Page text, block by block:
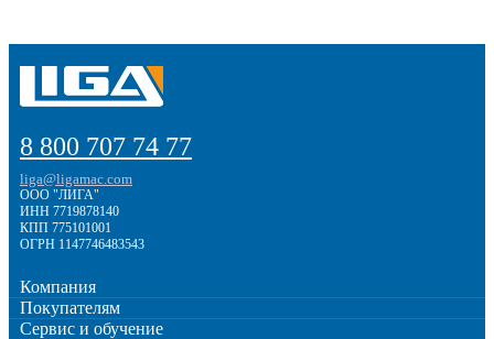
8 800 707 74 77
liga@ligamac.com
ООО "ЛИГА"
ИНН 7719878140
КПП 775101001
ОГРН 1147746483543
Компания
Покупателям
Сервис и обучение